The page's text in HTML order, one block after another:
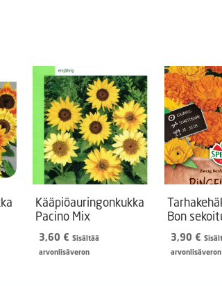
Kääpiöauringonkukka
Pacino Mix
3,60 € Sisältää
arvonlisäveron
Bon
3,90 €
arvonlisäveron